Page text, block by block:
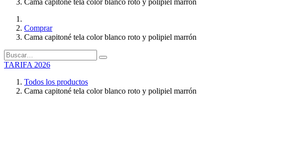
Comprar
Cama capitoné tela color blanco roto y polipiel marrón
TARIFA 2026
Todos los productos
Cama capitoné tela color blanco roto y polipiel marrón